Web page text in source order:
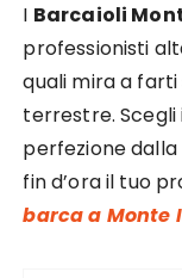
I Barcaioli
professionisti
quali mira a
terrestre.
perfezione dalla
fin d’ora il tuo
barca a Monte